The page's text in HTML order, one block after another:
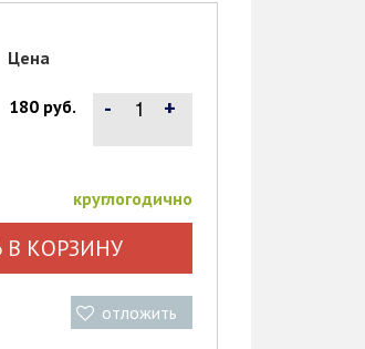
Цена
180 руб. - +
круглогодично
КОРЗИНУ
отложить